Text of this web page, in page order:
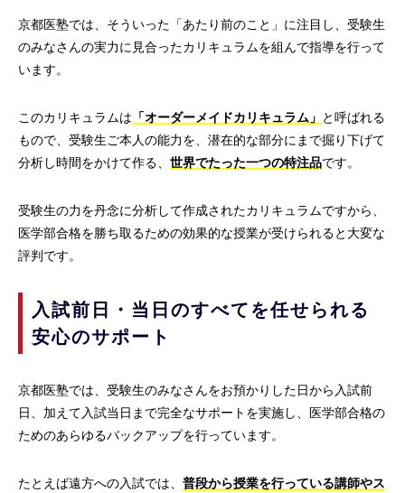
京都医塾では、そういった「あたり前のこと」に注目し、受験生
のみなさんの実力に見合ったカリキュラムを組んで指導を行って
います。
このカリキュラムは 「オーダーメイドカリキュラム」 と呼ばれる
もので、受験生ご本人の能力を、潜在的な部分にまで掘り下げて
分析し時間をかけて作る、 世界でたった一つの特注品です。
受験生の力を丹念に分析して作成されたカリキュラムですから、
医学部合格を勝ち取るための効果的な授業が受けられると大変な
評判です。
入試前日・当日のすべてを任せられる
安心のサポート
京都医塾では、受験生のみなさんをお預かりした日から入試前
日、加えて入試当日まで完全なサポートを実施し、医学部合格の
ためのあらゆるバックアップを行っています。
たとえば遠方への入試では、 普段から授業を行っている講師やス